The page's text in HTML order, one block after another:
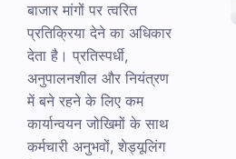
बाजार मांगों पर त्वरित
प्रतिक्रिया देने का अधिकार
देता है। प्रतिस्पर्धी,
अनुपालनशील और नियंत्रण
में बने रहने के लिए कम
कार्यान्वयन जोखिमों के साथ
कर्मचारी अनुभवों, शेड्यूलिंग